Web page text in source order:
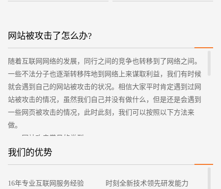
网站被攻击了怎么办?
随着互联网网络的发展，同行之间的竞争也转移到了网络之间。
一些不法分子也逐渐转移阵地到网络上来谋取利益，我们有时候
就会遇到自己的网站被攻击的状况。相信大家平时肯定遇到过网
站被攻击的情况，虽然我们自己并没有做什么，但是还是会遇到
一些网页被攻击的情况，此时此刻，我们可以按照以下方法来
做。
网站攻击常见的类型
网站被攻击了，一般分为三类，分别为ARP欺骗攻击、CC攻
击、DDOS流量攻击。
我们的优势
16年专业互联网服务经验
时刻全新技术领先研发能力
您的预算 1万-3万 3万-5万 5万-8万